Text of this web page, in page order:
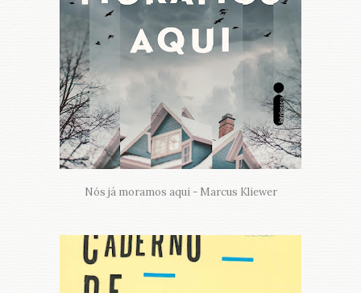
Nós já moramos aqui - Marcus Kliewer